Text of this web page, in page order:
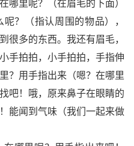
哪里呢？（在眉毛的下面）
？（指认周围的物品），
很多的东西。我还有眉毛，
手拍拍，小手拍拍，手指伸
？用手指出来（嗯？在哪里
吧！哦，原来鼻子在眼睛的
能闻到气味（我们一起来做